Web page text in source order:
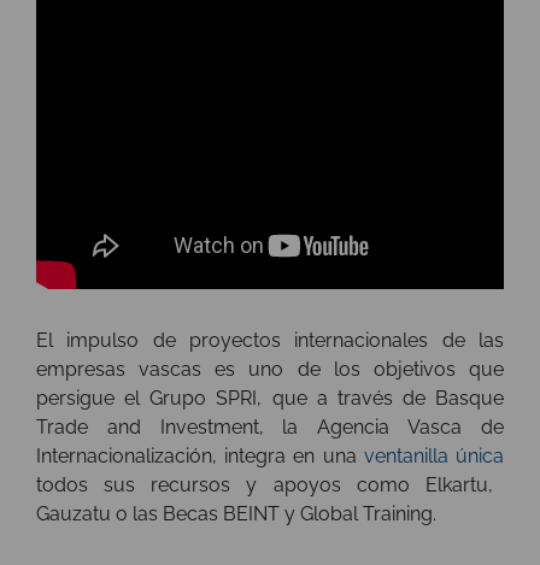
El impulso de proyectos internacionales de las
empresas vascas es uno de los objetivos que
persigue el Grupo SPRI, que a través de Basque
Trade and Investment, la Agencia Vasca de
Internacionalización, integra en una ventanilla única
todos sus recursos y apoyos como Elkartu,
Gauzatu o las Becas BEINT y Global Training.